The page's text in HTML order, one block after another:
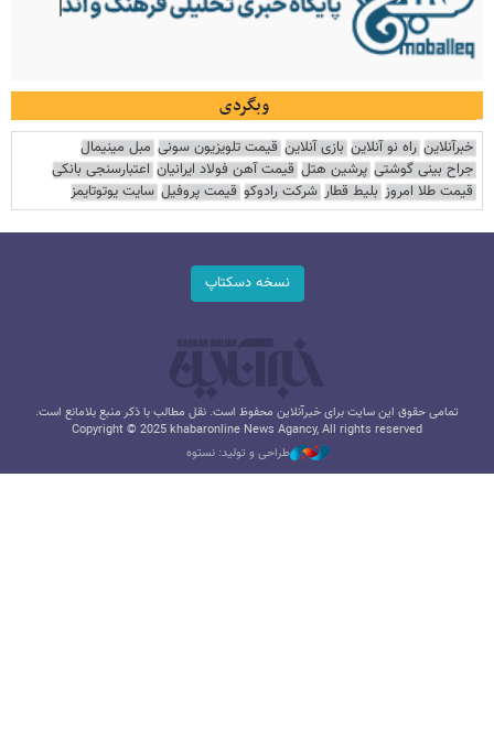
وبگردی
خبرآنلاین راه نو آنلاین بازی آنلاین قیمت تلویزیون سونی مبل مینیمال
جراح بینی گوشتی پرشین هتل قیمت آهن فولاد ایرانیان اعتبارسنجی بانکی
قیمت طلا امروز بلیط قطار شرکت رادوکو قیمت پروفیل سایت یوتوتایمز
نسخه دسکتاپ
تمامی حقوق این سایت برای خبرآنلاین محفوظ است. نقل مطالب با ذکر منبع بلامانع است.
Copyright © 2025 khabaronline News Agancy, All rights reserved
طراحی و تولید: نستوه